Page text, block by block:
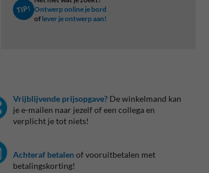
TIP! Ontwerp online je bord
of lever je ontwerp aan!
Vrijblijvende prijsopgave? De winkelmand kan
je e-mailen naar jezelf of een collega en
verplicht je tot niets!
Achteraf betalen of vooruitbetalen met
betalingskorting!